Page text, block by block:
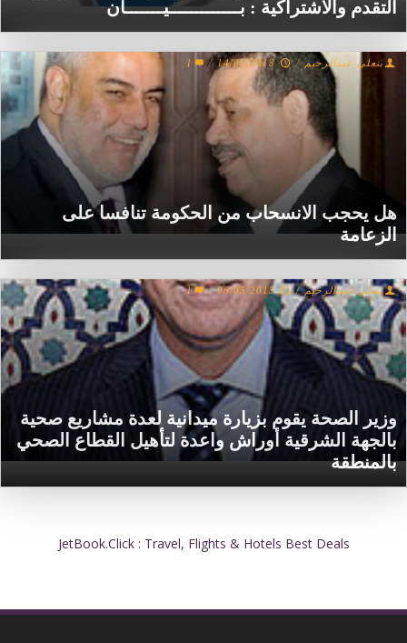
التقدم والاشتراكية : بـــــــــــــيـــــــان
هل يحجب الانسحاب من الحكومة تنافسا على
الزعامة
بنعلي عبدالرحيم /
14/05/2013
/
1
وزير الصحة يقوم بزيارة ميدانية لعدة مشاريع صحية
بالجهة الشرقية أوراش واعدة لتأهيل القطاع الصحي
بالمنطقة
بنعلي عبدالرحيم /
06/05/2013
/
1
JetBook.Click : Travel, Flights & Hotels Best Deals